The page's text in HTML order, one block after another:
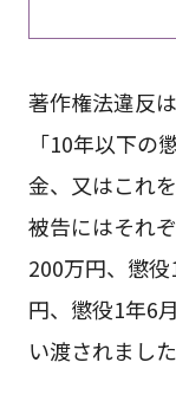
著作権法違反
「10年以下の
金、又はこれ
被告にはそれ
200万円、懲
円、懲役1年6
い渡されました